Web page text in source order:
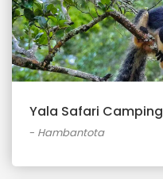
Yala Safari Camping
- Hambantota